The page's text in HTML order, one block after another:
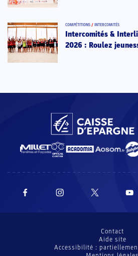
COMPÉTITIONS / INTERCOMITÉS
Intercomités &
2026 : Roulez
Contact
Aide site
Accessibilité :